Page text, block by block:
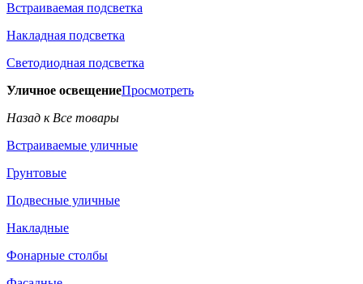
Встраиваемая подсветка
Накладная подсветка
Светодиодная подсветка
Уличное освещениеПросмотреть
Назад к Все товары
Встраиваемые уличные
Грунтовые
Подвесные уличные
Накладные
Фонарные столбы